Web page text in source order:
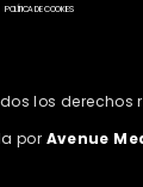
POLÍTICA DE COOKIES
los derechos
por Avenue